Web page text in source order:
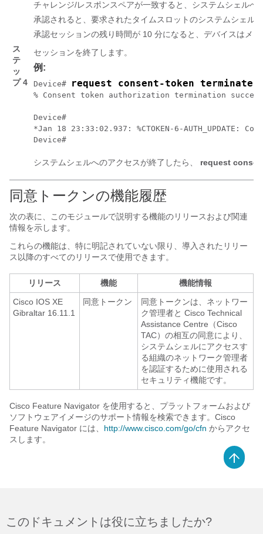
チャレンジ/レスポンスペアが一致すると、システムシェル
承認されると、要求されたタイムスロットのシステムシェル
承認セッションの残り時間が 10 分になると、デバイスはメ
ス
テ
ッ
プ 4
セッションを終了します。
例:
Device# request consent-token terminate-
% Consent token authorization termination success
Device#
*Jan 18 23:33:02.937: %CTOKEN-6-
システムシェルへのアクセスが終了したら、 request
同意トークンの機能履歴
次の表に、このモジュールで説明する機能のリリースおよび関連
情報を示します。
これらの機能は、特に明記されていない限り、導入されたリリー
ス以降のすべてのリリースで使用できます。
リリース 機能
機能情報
Cisco IOS XE
Gibraltar 16.11.1
同意トークン
同意トークンは、ネットワー
ク管理者と Cisco Technical
Assistance Centre（Cisco
TAC）の相互の同意により、
システムシェルにアクセスす
る組織のネットワーク管理者
を認証するために使用される
セキュリティ機能です。
Cisco Feature Navigator を使用すると、プラットフォームおよび
ソフトウェアイメージのサポート情報を検索できます。Cisco
Feature Navigator には、 http://www.cisco.com/go/cfn からアクセ
スします。
このドキュメントは役に立ちましたか?